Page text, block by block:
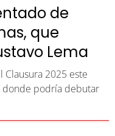
de
que
Lema
2025 este
donde podría debutar